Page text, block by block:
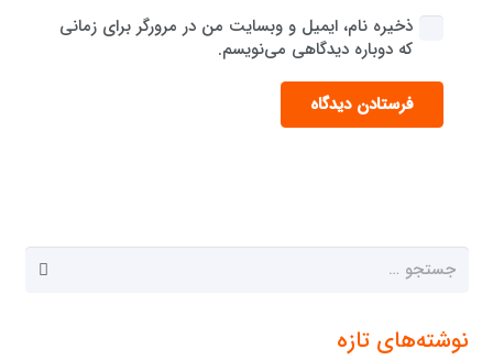
ذخیره نام، ایمیل و وبسایت من در مرورگر برای زمانی
که دوباره دیدگاهی می‌نویسم.
فرستادن دیدگاه
جستجو
نوشته‌های تازه